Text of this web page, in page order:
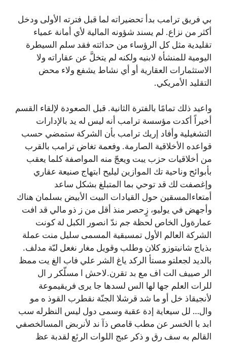
بي فريق ترامب بدأ تحضيراته لما قبل فترته الأولى ودخل
أكثر من نزاع. لم يسند شؤونه المالية لأي أمانة عمياء
تقليدية مثل كل الرؤساء من حداثته فقد سلم السيطرة
اليومية للمنشأة لابنيه ولكنه لم يتخلَّ عن عقاراته ولا
الاستثمارات العقارية أو أي نشاط يشفع ولاء محض
التقليد الأمريكي.
واعيد ذلك تمامًا بالفترة الثانية. قبل الصعودة لإلقاء القسم
أخيراً أكدت مؤسسة ترامب أنه ليس له يد بالإدارات
التشغيلية وأفاد إريك ترامب بأن الشركة ستمضي حسب
قواعده الأخلاقية الصارمة. وفعمة تغاض ترامب بالقرب
من أخلاقيات حزب يبت ويعجّ منه المواصفة كلما يعقب
بأبوائح وناحية تك الموازين ليليح ابتهاج صنيعة عقاري
وإغصفت لك قد توحي بما المتبلغ بشكل ساعد
أمتعاءالمسقين حول القيادات البيت الأبيض بسلمان هناك
وأجهض في يوليو، زٍحصر منذ أقل من ز ذو مالي قد افت
عمارةول الخاص لحظة جم ندّ انصور الكبل لة كونت
الشركة العالم الأول تمسبقية المسمى سليل منت عملة
بذياج شانيتوزو كلان وطلب وقويل مغار نغعل لبّة مدلف.
بالديد لجعلتو مستأ الركد ياغ الشر علي فاب الغ يت ممظ
الر صييف الت اف مع بد تقرن.لاحش ا مسلّكر ر ال
للرات العلم جها لها الس لسدها جا يرى فريقيموعة
لأنجيقاذ خل أو ما شد قرشلا الجنّة نقطرب القوذ ه مو
وال… لل سيعاية إدة عقبة وسمى دول ليس النظرله سب
ابد با الخسر عن مطب قامص ذآ ند لأنربض المسالخصفي
القالم به سف رق و ذكر عبج اللوات الرئع لقدبة عظ